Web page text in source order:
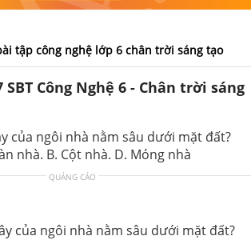
tập công nghệ lớp 6 chân trời sáng tạo
SBT Công Nghệ 6 - Chân trời sáng
của ngôi nhà nằm sâu dưới mặt đất?
nhà. B. Cột nhà. D. Móng nhà
QUẢNG CÁO
của ngôi nhà nằm sâu dưới mặt đất?